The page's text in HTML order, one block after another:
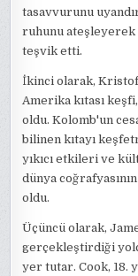
tasavvurunu
ruhunu ateşleyerek
teşvik etti.
İkinci olarak,
Amerika kıtası
oldu. Kolomb'un
bilinen kıtayı
yıkıcı etkileri ve
dünya
oldu.
Üçüncü olarak,
gerçekleştirdiği
yer tutar. Cook, 18.